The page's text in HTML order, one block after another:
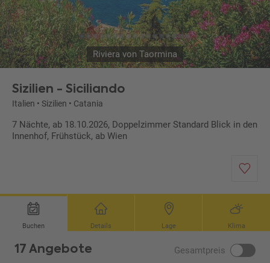
Riviera von Taormina
Sizilien - Siciliando
Italien • Sizilien • Catania
7 Nächte, ab 18.10.2026, Doppelzimmer Standard Blick in den
Innenhof, Frühstück, ab Wien
Buchen Details Lage Klima
17 Angebote Gesamtpreis